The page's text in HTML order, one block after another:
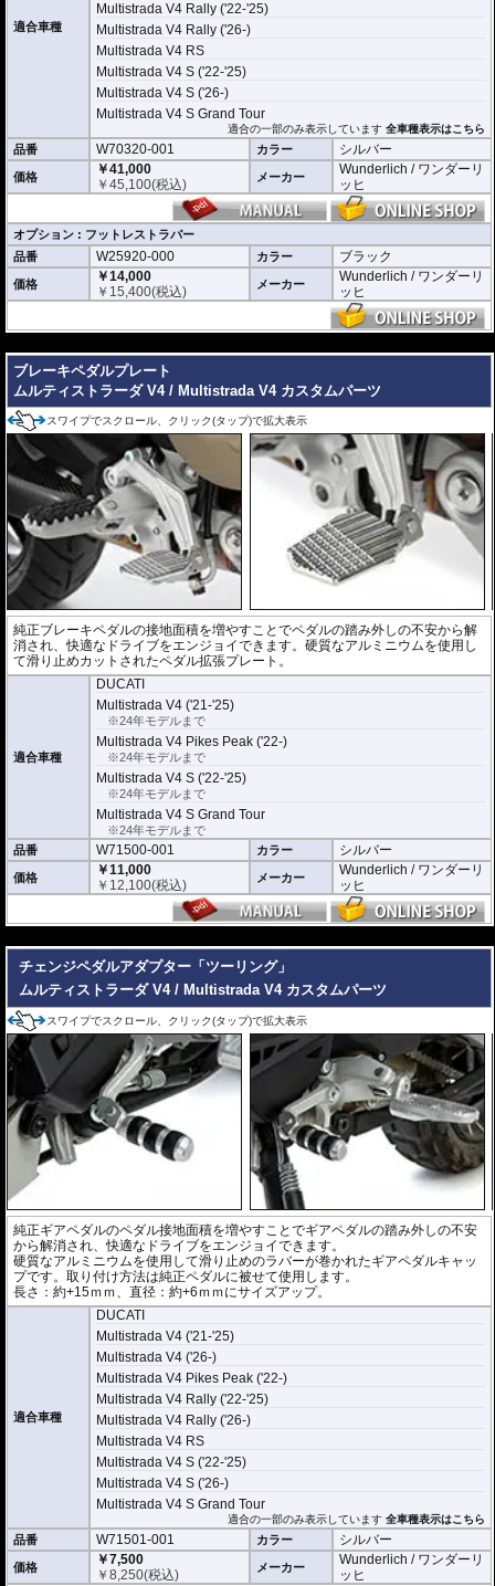
適合車種
Multistrada V4 Rally ('22-'25)
Multistrada V4 Rally ('26-)
Multistrada V4 RS
Multistrada V4 S ('22-'25)
Multistrada V4 S ('26-)
Multistrada V4 S Grand Tour
適合の一部のみ表示しています全車種表示はこちら
品番 W70320-001 カラー シルバー
価格
￥41,000
￥45,100(税込) メーカー
Wunderlich / ワンダーリ
ッヒ
オプション : フットレストラバー
品番
W25920-000 カラー ブラック
価格
￥14,000
￥ 15,400(税込) メーカー
Wunderlich / ワンダーリ
ッヒ
ブレーキペダルプレート
ムルティストラーダ V4 / Multistrada V4 カスタムパーツ
スワイプでスクロール、クリック(タップ)で拡大表示
純正ブレーキペダルの接地面積を増やすことでペダルの踏み外しの不安から解
消され、快適なドライブをエンジョイできます。硬質なアルミニウムを使用し
て滑り止めカットされたペダル拡張プレート。
適合車種
DUCATI
Multistrada V4 ('21-'25)
※24年モデルまで
Multistrada V4 Pikes Peak ('22-)
※24年モデルまで
Multistrada V4 S ('22-'25)
※24年モデルまで
Multistrada V4 S Grand Tour
※24年モデルまで
品番
W71500-001 カラー シルバー
価格
￥11,000
￥ 12,100(税込) メーカー
Wunderlich / ワンダーリ
ッヒ
チェンジペダルアダプター「ツーリング」
ムルティストラーダ V4 / Multistrada V4カスタムパーツ
スワイプでスクロール、クリック(タップ)で拡大表示
純正ギアペダルのペダル接地面積を増やすことでギアペダルの踏み外しの不安
から解消され、快適なドライブをエンジョイできます。
硬質なアルミニウムを使用して滑り止めのラバーが巻かれたギアペダルキャッ
プです。取り付け方法は純正ペダルに被せて使用します。
長さ：約+15ｍｍ、直径：約+6ｍｍにサイズアップ。
適合車種
DUCATI
Multistrada V4 ('21-'25)
Multistrada V4 ('26-)
Multistrada V4 Pikes Peak ('22-)
Multistrada V4 Rally ('22-'25)
Multistrada V4 Rally ('26-)
Multistrada V4 RS
Multistrada V4 S ('22-'25)
Multistrada V4 S ('26-)
Multistrada V4 S Grand Tour
適合の一部のみ表示しています全車種表示はこちら
品番 W71501-001 カラー シルバー
価格
￥7,500
￥8,250(税込) メーカー
Wunderlich / ワンダーリ
ッヒ